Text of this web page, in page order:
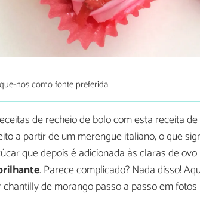
nos como fonte preferida
de recheio de bolo com esta receita de
a partir de um merengue italiano, o que
que depois é adicionada às claras de
. Parece complicado? Nada disso!
de morango passo a passo em